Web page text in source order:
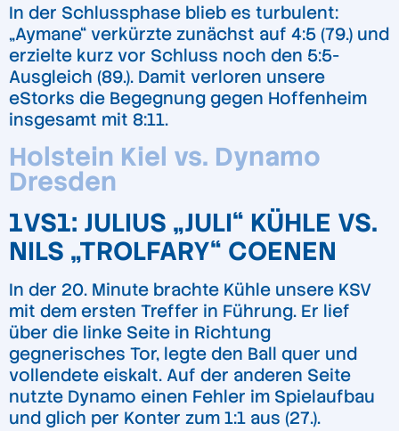
In der Schlussphase blieb es turbulent:
„Aymane“ verkürzte zunächst auf 4:5 (79.) und
erzielte kurz vor Schluss noch den 5:5-
Ausgleich (89.). Damit verloren unsere
eStorks die Begegnung gegen Hoffenheim
insgesamt mit 8:11.
Holstein Kiel vs. Dynamo
Dresden
1VS1: JULIUS „JULI“ KÜHLE VS.
NILS „TROLFARY“ COENEN
In der 20. Minute brachte Kühle unsere KSV
mit dem ersten Treffer in Führung. Er lief
über die linke Seite in Richtung
gegnerisches Tor, legte den Ball quer und
vollendete eiskalt. Auf der anderen Seite
nutzte Dynamo einen Fehler im Spielaufbau
und glich per Konter zum 1:1 aus (27.).